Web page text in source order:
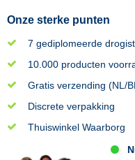
Onze sterke punten
7 gediplomeerde
10.000 producten
Gratis verzending (NL/
Discrete verpakking
Thuiswinkel Waarborg